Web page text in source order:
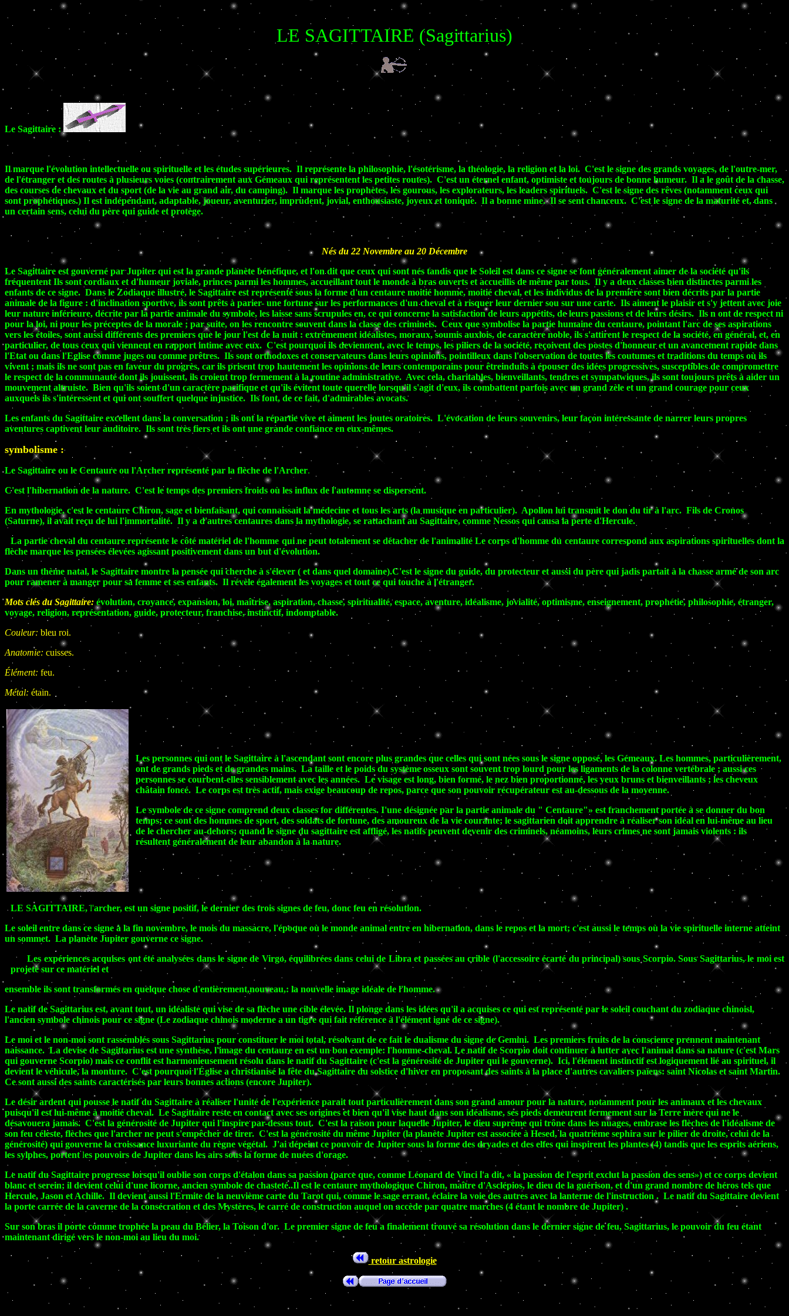
LE SAGITTAIRE (Sagittarius)
Le Sagittaire :
Il marque l'évolution intellectuelle ou spirituelle et les études supérieures. Il représente la philosophie, l'ésotérisme, la théologie, la religion et la loi. C'est le signe des grands voyages, de l'outre-mer,
de l'étranger et des routes à plusieurs voies (contrairement aux Gémeaux qui représentent les petites routes). C'est un éternel enfant, optimiste et toujours de bonne humeur. Il a le goût de la chasse,
des courses de chevaux et du sport (de la vie au grand air, du camping). Il marque les prophètes, les gourous, les explorateurs, les leaders spirituels. C'est le signe des rêves (notamment ceux qui
sont prophétiques.) Il est indépendant, adaptable, joueur, aventurier, imprudent, jovial, enthousiaste, joyeux et tonique. Il a bonne mine. Il se sent chanceux. C'est le signe de la maturité et, dans
un certain sens, celui du père qui guide et protège.
Nés du 22 Novembre au 20 Décembre
Le Sagittaire est gouverné par Jupiter qui est la grande planète bénéfique, et l'on dit que ceux qui sont nés tandis que le Soleil est dans ce signe se font généralement aimer de la société qu'ils
fréquentent Ils sont cordiaux et d'humeur joviale, princes parmi les hommes, accueillant tout le monde à bras ouverts et accueillis de même par tous. Il y a deux classes bien distinctes parmi les
enfants de ce signe. Dans le Zodiaque illustré, le Sagittaire est représenté sous la forme d'un centaure moitié homme, moitié cheval, et les individus de la première sont bien décrits par la partie
animale de la figure : d'inclination sportive, ils sont prêts à parier- une fortune sur les performances d'un cheval et à risquer leur dernier sou sur une carte. Ils aiment le plaisir et s'y jettent avec joie
leur nature inférieure, décrite par la partie animale du symbole, les laisse sans scrupules en, ce qui concerne la satisfaction de leurs appétits, de leurs passions et de leurs désirs. Ils n ont de respect ni
pour la loi, ni pour les préceptes de la morale ; par suite, on les rencontre souvent dans la classe des criminels. Ceux que symbolise la partie humaine du centaure, pointant l'arc de ses aspirations
vers les étoiles, sont aussi différents des premiers que le jour l'est de la nuit : extrêmement idéalistes, moraux, soumis auxlois, de caractère noble, ils s'attirent le respect de la société, en général, et, en
particulier, de tous ceux qui viennent en rapport intime avec eux. C'est pourquoi ils deviennent, avec le temps, les piliers de la société, reçoivent des postes d'honneur et un avancement rapide dans
l'Etat ou dans l'Eglise comme juges ou comme prêtres. Ils sont orthodoxes et conservateurs dans leurs opinions, pointilleux dans l'observation de toutes les coutumes et traditions du temps où ils
vivent ; mais ils ne sont pas en faveur du progrès, car ils prisent trop hautement les opinions de leurs contemporains pour êtreinduits à épouser des idées progressives, susceptibles de compromettre
le respect de la communauté dont ils jouissent, ils croient trop fermement à la routine administrative. Avec cela, charitables, bienveillants, tendres et sympatwiques, ils sont toujours prêts à aider un
mouvement altruiste. Bien qu'ils soient d'un caractère pacifique et qu'ils évitent toute querelle lorsqu'il s'agit d'eux, ils combattent parfois avec un grand zèle et un grand courage pour ceux
auxquels ils s'intéressent et qui ont souffert quelque injustice. Ils font, de ce fait, d'admirables avocats.
Les enfants du Sagittaire excellent dans la conversation ; ils ont la répartie vive et aiment les joutes oratoires. L'évocation de leurs souvenirs, leur façon intéressante de narrer leurs propres
aventures captivent leur auditoire. Ils sont très fiers et ils ont une grande confiance en eux-mêmes.
symbolisme :
Le Sagittaire ou le Centaure ou l'Archer représenté par la flèche de l'Archer.
C'est l'hibernation de la nature. C'est le temps des premiers froids où les influx de l'automne se dispersent.
En mythologie, c'est le centaure Chiron, sage et bienfaisant, qui connaissait la médecine et tous les arts (la musique en particulier). Apollon lui transmit le don du tir à l'arc. Fils de Cronos
(Saturne), il avait reçu de lui l'immortalité. Il y a d'autres centaures dans la mythologie, se rattachant au Sagittaire, comme Nessos qui causa la perte d'Hercule.
La partie cheval du centaure représente le côté matériel de l'homme qui ne peut totalement se détacher de l'animalité Le corps d'homme du centaure correspond aux aspirations spirituelles dont la
flèche marque les pensées élevées agissant positivement dans un but d'évolution.
Dans un thème natal, le Sagittaire montre la pensée qui cherche à s'élever ( et dans quel domaine).C'est le signe du guide, du protecteur et aussi du père qui jadis partait à la chasse armé de son arc
pour ramener à manger pour sa femme et ses enfants. Il révèle également les voyages et tout ce qui touche à l'étranger.
Mots clés du Sagittaire: évolution, croyance, expansion, loi, maîtrise, aspiration, chasse, spiritualité, espace, aventure, idéalisme, jovialité, optimisme, enseignement, prophétie, philosophie, étranger,
voyage, religion, représentation, guide, protecteur, franchise, instinctif, indomptable.
Couleur: bleu roi.
Anatomie: cuisses.
Élément: feu.
Métal: étain.
Les personnes qui ont le Sagittaire à l'ascendant sont encore plus grandes que celles qui sont nées sous le signe opposé, les Gémeaux. Les hommes, particulièrement,
ont de grands pieds et de grandes mains. La taille et le poids du système osseux sont souvent trop lourd pour les ligaments de la colonne vertébrale ; aussi ces
personnes se courbent-elles sensiblement avec les années. Le visage est long, bien formé, le nez bien proportionné, les yeux bruns et bienveillants ; les cheveux
châtain foncé. Le corps est très actif, mais exige beaucoup de repos, parce que son pouvoir récupérateur est au-dessous de la moyenne.
Le symbole de ce signe comprend deux classes for différentes. I'une désignée par la partie animale du " Centaure"» est franchement portée à se donner du bon
temps; ce sont des hommes de sport, des soldats de fortune, des amoureux de la vie courante; le sagittarien doit apprendre à réaliser son idéal en lui-même au lieu
de le chercher au-dehors; quand le signe du sagittaire est affligé, les natifs peuvent devenir des criminels, néamoins, leurs crimes ne sont jamais violents : ils
résultent généralement de leur abandon à la nature.
LE SAGITTAIRE,l'archer, est un signe positif, le dernier des trois signes de feu, donc feu en résolution.
Le soleil entre dans ce signe à la fin novembre, le mois du massacre, l'époque où le monde animal entre en hibernation, dans le repos et la mort; c'est aussi le temps où la vie spirituelle interne atteint
un sommet. La planète Jupiter gouverne ce signe.
Les expériences acquises ont été analysées dans le signe de Virgo, équilibrées dans celui de Libra et passées au crible (l'accessoire écarté du principal) sous Scorpio. Sous Sagittarius, le moi est
projeté sur ce matériel et
ensemble ils sont transformés en quelque chose d'entièrement,nouveau,: la nouvelle image idéale de l'homme.
Le natif de Sagittarius est, avant tout, un idéaliste qui vise de sa flèche une cible élevée. Il plonge dans les idées qu'il a acquises ce qui est représenté par le soleil couchant du zodiaque chinoisl,
l'ancien symbole chinois pour ce signe (Le zodiaque chinois moderne a un tigre qui fait référence à l'élément igné de ce signe).
Le moi et le non-moi sont rassemblés sous Sagittarius pour constituer le moi total, résolvant de ce fait le dualisme du signe de Gemini. Les premiers fruits de la conscience prennent maintenant
naissance. La devise de Sagittarius est une synthèse, l'image du centaure en est un bon exemple: l'homme-cheval. Le natif de Scorpio doit continuer à lutter avec l'animal dans sa nature (c'est Mars
qui gouverne Scorpio) mais ce conflit est harmonieusement résolu dans le natif du Sagittaire (c'est la générosité de Jupiter qui le gouverne). Ici, l'élément instinctif est logiquement lié au spirituel, il
devient le véhicule, la monture. C'est pourquoi l'Église a christianisé la fête du Sagittaire du solstice d'hiver en proposant des saints à la place d'autres cavaliers païens: saint Nicolas et saint Martin.
Ce sont aussi des saints caractérisés par leurs bonnes actions (encore Jupiter).
Le désir ardent qui pousse le natif du Sagittaire à réaliser l'unité de l'expérience parait tout particulièrement dans son grand amour pour la nature, notamment pour les animaux et les chevaux
puisqu'il est lui-même à moitié cheval. Le Sagittaire reste en contact avec ses origines et bien qu'il vise haut dans son idéalisme, ses pieds demeurent fermement sur la Terre mère qui ne le
désavouera jamais. C'est la générosité de Jupiter qui l'inspire par-dessus tout. C'est la raison pour laquelle Jupiter, le dieu suprême qui trône dans les nuages, embrase les flèches de l'idéalisme de
son feu céleste, flèches que l'archer ne peut s'empêcher de tirer. C'est la générosité du même Jupiter (la planète Jupiter est associée à Hesed, la quatrième sephira sur le pilier de droite, celui de la
générosité) qui gouverne la croissance luxuriante du règne végétal. J'ai dépeint ce pouvoir de Jupiter sous la forme des dryades et des elfes qui inspirent les plantes (4) tandis que les esprits aériens,
les sylphes, portentles pouvoirs de Jupiter dans les airs sous la forme de nuées d'orage.
Le natif du Sagittaire progresse lorsqu'il oublie son corps d'étalon dans sa passion (parce que, comme Léonard de Vinci l'a dit, « la passion de l'esprit exclut la passion des sens») et ce corps devient
blanc et serein; il devient celui d'une licorne, ancien symbole de chasteté..Il est le centaure mythologique Chiron, maître d'Asclépios, le dieu de la guérison, et d'un grand nombre de héros tels que
Hercule, Jason et Achille. Il devient aussi l'Ermite de la neuvième carte du Tarot qui, comme le sage errant, éclaire la voie des autres avec la lanterne de l'instruction . Le natif du Sagittaire devient
la porte carrée de la caverne de la consécration et des Mystères, le carré de construction auquel on accède par quatre marches (4 étant le nombre de Jupiter) .
Sur son bras il porte comme trophée la peau du Bélier, la Toison d'or. Le premier signe de feu a finalement trouvé sa résolution dans le dernier signe de feu, Sagittarius, le pouvoir du feu étant
maintenant dirigé vers le non-moi au lieu du moi.
retour astrologie